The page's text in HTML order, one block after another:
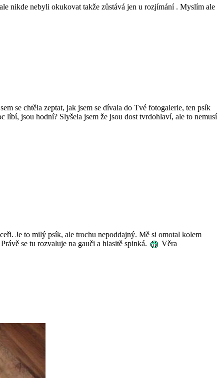
nikde nebyli okukovat takže zůstává jen u rozjímání . Myslím ale
se chtěla zeptat, jak jsem se dívala do Tvé fotogalerie, ten psík
jsou hodní? Slyšela jsem že jsou dost tvrdohlaví, ale to nemusí
Je to milý psík, ale trochu nepoddajný. Mě si omotal kolem
se tu rozvaluje na gauči a hlasitě spinká.
Věra